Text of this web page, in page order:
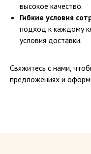
высокое качество.
Гибкие условия
подход к каждому
условия доставки.
Свяжитесь с нами,
предложениях и